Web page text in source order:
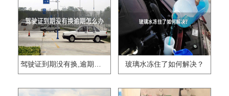
驾驶证到期没有换,逾期怎么办?? 玻璃水冻住了如何解决？